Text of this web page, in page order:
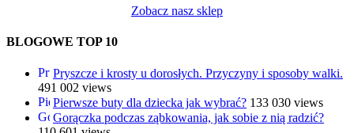
Zobacz nasz sklep
BLOGOWE TOP 10
Pryszcze i krosty u dorosłych. Przyczyny i sposoby walki.
491 002 views
Pierwsze buty dla dziecka jak wybrać? 133 030 views
Gorączka podczas ząbkowania, jak sobie z nią radzić?